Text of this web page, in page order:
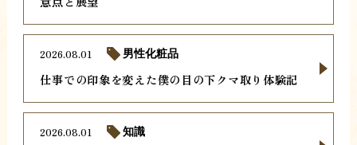
仕事での印象を変えた僕の目の下クマ取り体験記
2026.08.01 男性化粧品
2026.08.01 知識